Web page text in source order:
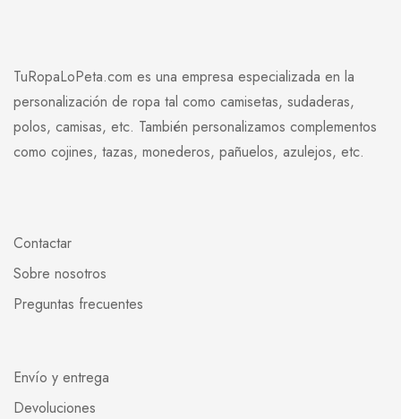
TuRopaLoPeta.com es una empresa especializada en la
personalización de ropa tal como camisetas, sudaderas,
polos, camisas, etc. También personalizamos complementos
como cojines, tazas, monederos, pañuelos, azulejos, etc.
Contactar
Sobre nosotros
Preguntas frecuentes
Envío y entrega
Devoluciones